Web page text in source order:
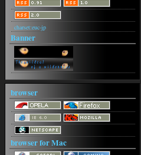
charset:euc-jp
Banner
browser
browser for Mac